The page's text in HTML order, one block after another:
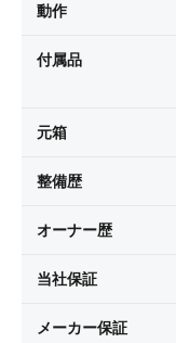
動作
付属品
元箱
整備歴
オーナー歴
当社保証
メーカー保証